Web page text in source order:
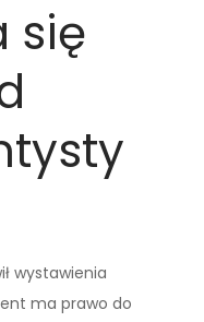
się
wystawienia
ma prawo do